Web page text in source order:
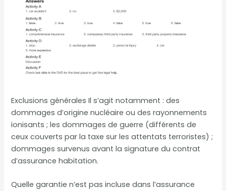
Exclusions générales Il s’agit notamment : des
dommages d’origine nucléaire ou des rayonnements
ionisants ; les dommages de guerre (différents de
ceux couverts par la taxe sur les attentats terroristes) ;
dommages survenus avant la signature du contrat
d’assurance habitation.
Quelle garantie n’est pas incluse dans l’assurance